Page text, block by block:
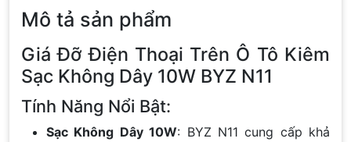
Mô tả sản phẩm
Giá Đỡ Điện Thoại Trên Ô Tô Kiêm
Sạc Không Dây 10W BYZ N11
Tính Năng Nổi Bật:
Sạc Không Dây 10W: BYZ N11 cung cấp khả